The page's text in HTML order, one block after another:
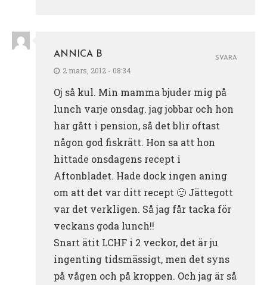
ANNICA B
2 mars, 2012 - 08:34
Oj så kul. Min mamma bjuder mig på
lunch varje onsdag. jag jobbar och hon
har gått i pension, så det blir oftast
någon god fiskrätt. Hon sa att hon
hittade onsdagens recept i
Aftonbladet. Hade dock ingen aning
om att det var ditt recept 🙂 Jättegott
var det verkligen. Så jag får tacka för
veckans goda lunch!!
Snart ätit LCHF i 2 veckor, det är ju
ingenting tidsmässigt, men det syns
på vågen och på kroppen. Och jag är så
SVARA